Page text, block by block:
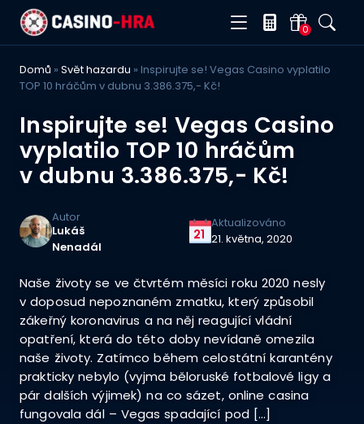
0
Domů » Svět hazardu » Inspirujte se! Vegas Casino vyplatilo
TOP 10 hráčům v dubnu 3.386.375,- Kč!
Inspirujte se! Vegas Casino
vyplatilo TOP 10 hráčům
v dubnu 3.386.375,- Kč!
Autor
Lukáš
Nenadál
21
Aktualizováno
21. května, 2020
Naše životy se ve čtvrtém měsíci roku 2020 nesly
v doposud nepoznaném zmatku, který způsobil
zákeřný koronavirus a na něj reagující vládní
opatření, která do této doby nevídaně omezila
naše životy. Zatímco během celostátní karantény
prakticky nebylo (vyjma běloruské fotbalové ligy a
pár dalších výjimek) na co sázet, online casina
fungovala dál – Vegas spadající pod […]